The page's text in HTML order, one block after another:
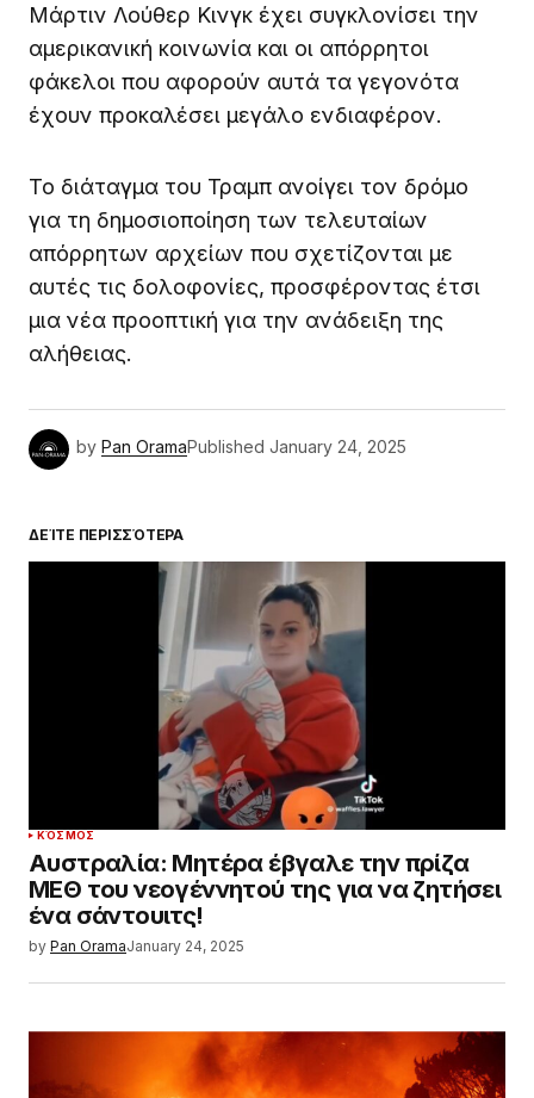
Μάρτιν Λούθερ Κινγκ έχει συγκλονίσει την
αμερικανική κοινωνία και οι απόρρητοι
φάκελοι που αφορούν αυτά τα γεγονότα
έχουν προκαλέσει μεγάλο ενδιαφέρον.
Το διάταγμα του Τραμπ ανοίγει τον δρόμο
για τη δημοσιοποίηση των τελευταίων
απόρρητων αρχείων που σχετίζονται με
αυτές τις δολοφονίες, προσφέροντας έτσι
μια νέα προοπτική για την ανάδειξη της
αλήθειας.
by Pan OramaPublished January 24, 2025
ΔΕΊΤΕ ΠΕΡΙΣΣΌΤΕΡΑ
ΚΌΣΜΟΣ
Αυστραλία: Μητέρα έβγαλε την πρίζα
ΜΕΘ του νεογέννητού της για να ζητήσει
ένα σάντουιτς!
by Pan OramaJanuary 24, 2025